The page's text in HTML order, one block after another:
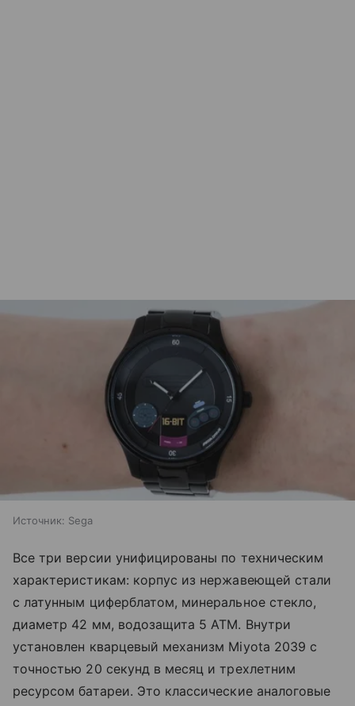
Источник: Sega
Все три версии унифицированы по техническим
характеристикам: корпус из нержавеющей стали
с латунным циферблатом, минеральное стекло,
диаметр 42 мм, водозащита 5 ATM. Внутри
установлен кварцевый механизм Miyota 2039 с
точностью 20 секунд в месяц и трехлетним
ресурсом батареи. Это классические аналоговые